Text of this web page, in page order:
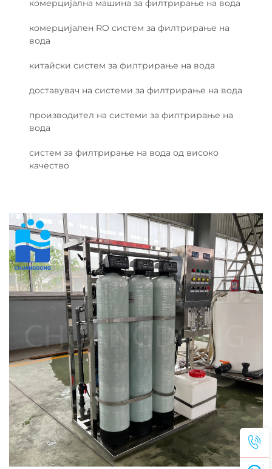
комерцијална машина за филтрирање на вода
комерцијален RO систем за филтрирање на
вода
китайски систем за филтрирање на вода
доставувач на системи за филтрирање на вода
производител на системи за филтрирање на
вода
систем за филтрирање на вода од високо
качество